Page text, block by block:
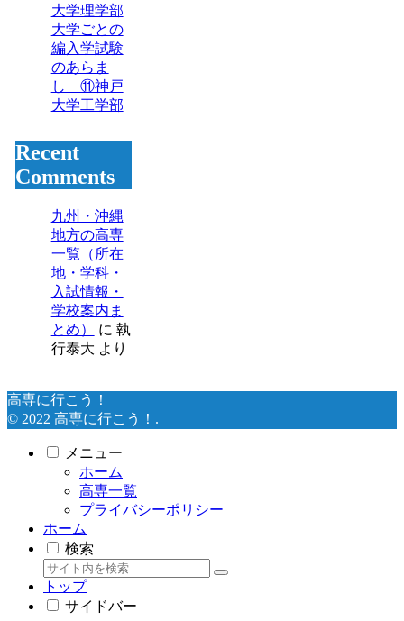
大学理学部
大学ごとの
編入学試験
のあらま
し ⑪神戸
大学工学部
Recent
Comments
九州・沖縄
地方の高専
一覧（所在
地・学科・
入試情報・
学校案内ま
とめ）
に 執
行泰大 より
高専に行こう！
© 2022 高専に行こう！.
メニュー
ホーム
高専一覧
プライバシーポリシー
ホーム
検索
トップ
サイドバー